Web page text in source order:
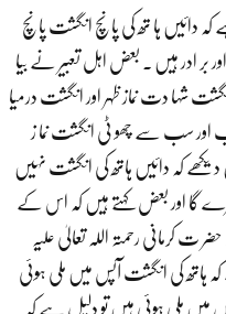
دائیں ہا تھ کی پانچ انگشت پانچ
بر ادر ہیں ۔ بعض اہل تعبیر نے بیا
شہا دت نماز ظہر اور انگشت درمیا
ب اور سب سے چھو ٹی انگشت نما ز
کہ دائیں ہاتھ کی انگشت نہیں
مرے گا اور بعض کہتے ہیں کہ اس کے
کرمانی رحمتہ اللہ تعالیٰ علیہ
ہاتھ کی انگشت آپس میں ملی ہوئی